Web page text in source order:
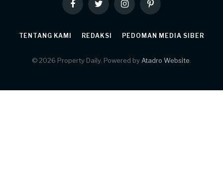
FacebookTwitter InstagramPinterest
TENTANG KAMI REDAKSI PEDOMAN MEDIA SIBER
© 2026 Property Daily. Powered by Atadro Website